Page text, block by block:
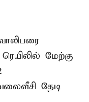
மேற்கு
தேடி